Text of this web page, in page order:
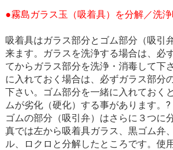
●霧島ガラス玉（吸着具）を分解／洗
吸着具はガラス部分とゴム部分（吸引
来ます。ガラスを洗浄する場合は、必
てからガラス部分を洗浄・消毒して下
に入れておく場合は、必ずガラス部分
下さい。ゴム部分を一緒に入れておく
ムが劣化（硬化）する事があります。?
ゴムの部分（吸引弁）はさらに３つに
真では左から吸着具ガラス、黒ゴム弁
ル、ロクロと分解したところです。使